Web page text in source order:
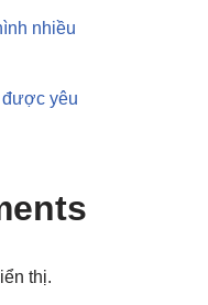
nhiều
được yêu
thị.